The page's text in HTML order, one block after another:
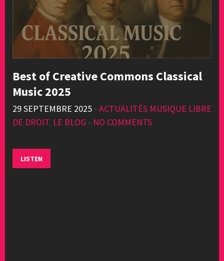
Best of Creative Commons Classical
Music 2025
29 SEPTEMBRE 2025 • ACTUALITÉS MUSIQUE LIBRE
DE DROIT, LE BLOG • NO COMMENTS
LISTEN